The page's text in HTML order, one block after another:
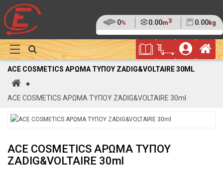
Ποσοστό
της
παλέτας
0% Όγκος
0.00m3 Βάρος
0.00kg
(0%)
Φυλλάδιο
Προσφορών
Καλάθι
Αγορών
Show
Megamenu
ACE COSMETICS ΑΡΩΜΑ ΤΥΠΟΥ ZADIG&VOLTAIRE 30ML
Αρχική
ACE COSMETICS ΑΡΩΜΑ ΤΥΠΟΥ ZADIG&VOLTAIRE 30ml
ACE COSMETICS ΑΡΩΜΑ ΤΥΠΟΥ
ZADIG&VOLTAIRE 30ml